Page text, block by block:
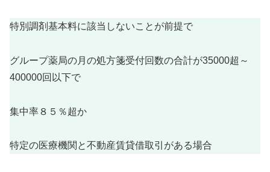
特別調剤基本料に該当しないことが前提で
グループ薬局の月の処方箋受付回数の合計が35000超～
400000回以下で
集中率８５％超か
特定の医療機関と不動産賃貸借取引がある場合